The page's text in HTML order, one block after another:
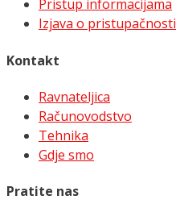
Pristup informacijama
Izjava o pristupačnosti
Kontakt
Ravnateljica
Računovodstvo
Tehnika
Gdje smo
Pratite nas